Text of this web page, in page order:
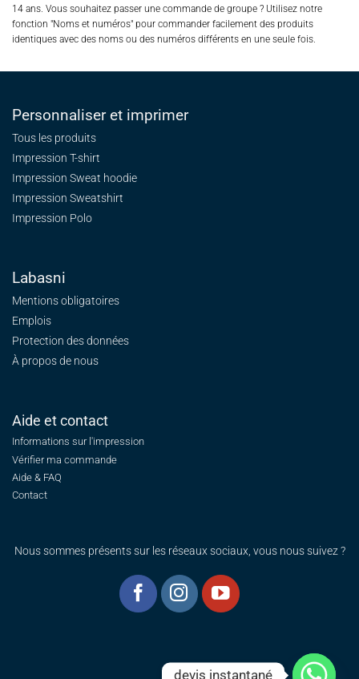
14 ans. Vous souhaitez passer une commande de groupe ? Utilisez notre
fonction "Noms et numéros" pour commander facilement des produits
identiques avec des noms ou des numéros différents en une seule fois.
Personnaliser et imprimer
Tous les produits
Impression T-shirt
Impression Sweat hoodie
Impression Sweatshirt
Impression Polo
Labasni
Mentions obligatoires
Emplois
Protection des données
À propos de nous
Aide et contact
Informations sur l'impression
Vérifier ma commande
Aide & FAQ
Contact
Nous sommes présents sur les réseaux sociaux, vous nous suivez ?
devis instantané